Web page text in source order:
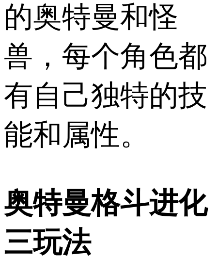
的奥特曼和怪
兽，每个角色都
有自己独特的技
能和属性。
奥特曼格斗进化
三玩法